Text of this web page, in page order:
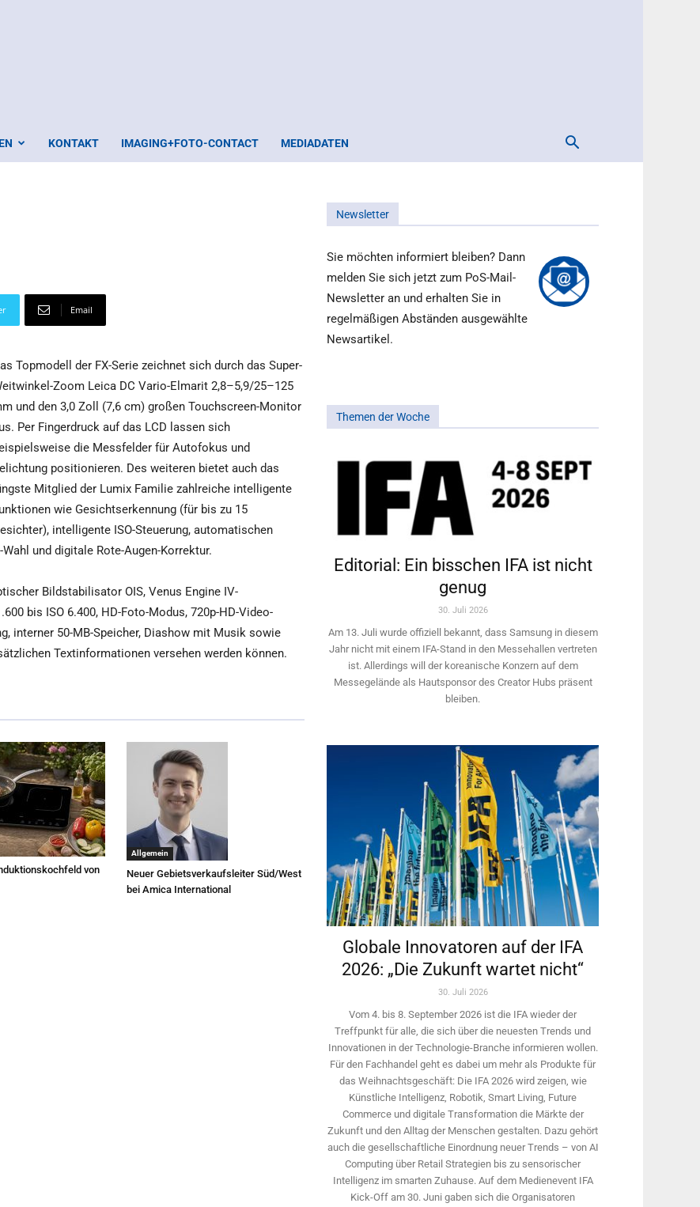
KONTAKT IMAGING+FOTO-CONTACT MEDIADATEN
Email
Topmodell der FX-Serie zeichnet sich durch das Super-
Zoom Leica DC Vario-Elmarit 2,8–5,9/25–125
und den 3,0 Zoll (7,6 cm) großen Touchscreen-Monitor
Per Fingerdruck auf das LCD lassen sich
die Messfelder für Autofokus und
positionieren. Des weiteren bietet auch das
Mitglied der Lumix Familie zahlreiche intelligente
wie Gesichtserkennung (für bis zu 15
intelligente ISO-Steuerung, automatischen
und digitale Rote-Augen-Korrektur.
Bildstabilisator OIS, Venus Engine IV-
bis ISO 6.400, HD-Foto-Modus, 720p-HD-Video-
interner 50-MB-Speicher, Diashow mit Musik sowie
Textinformationen versehen werden können.
von
Allgemein
Neuer Gebietsverkaufsleiter Süd/West
bei Amica International
Newsletter
Sie möchten informiert bleiben? Dann
melden Sie sich jetzt zum PoS-Mail-
Newsletter an und erhalten Sie in
regelmäßigen Abständen ausgewählte
Newsartikel.
Themen der Woche
Editorial: Ein bisschen IFA ist nicht
genug
30. Juli 2026
Am 13. Juli wurde offiziell bekannt, dass Samsung in diesem
Jahr nicht mit einem IFA-Stand in den Messehallen vertreten
ist. Allerdings will ­der koreanische Konzern auf dem
Messegelände als Hautsponsor des Creator Hubs präsent
bleiben.
Globale Innovatoren auf der IFA
2026: „Die Zukunft wartet nicht“
30. Juli 2026
Vom 4. bis 8. September 2026 ist die IFA wieder der
Treffpunkt für alle, die sich über die neuesten Trends und
Innovationen in der Technologie-­Branche informieren wollen.
Für den Fachhandel geht es dabei um mehr als Produkte für
das Weihnachtsgeschäft: Die IFA 2026 wird ­zeigen, wie
Künstliche Intelligenz, Robotik, Smart Living, Future
Commerce und digitale Trans­formation die Märkte der
Zukunft und den Alltag der Menschen gestalten. Dazu gehört
auch die gesellschaftliche Einordnung neuer Trends – von AI
Computing über Retail Strategien bis zu sensorischer
Intelligenz im smarten Zuhause. Auf dem Medien­event IFA
Kick-Off am 30. Juni gaben sich die Organisatoren